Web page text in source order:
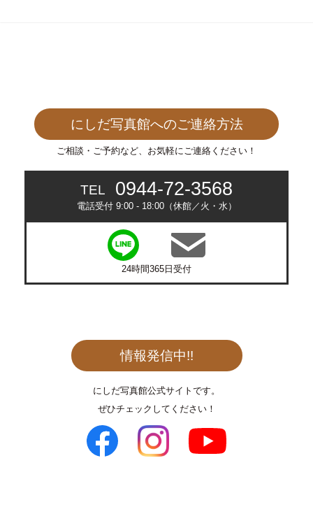
にしだ写真館へのご連絡方法
ご相談・ご予約など、お気軽にご連絡ください！
TEL 0944-72-3568
電話受付 9:00 - 18:00（休館／火・水）
24時間365日受付
情報発信中!!
にしだ写真館公式サイトです。
ぜひチェックしてください！